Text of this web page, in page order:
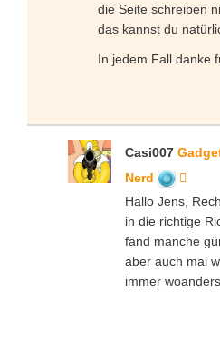
die Seite schreiben
das kannst du
In jedem Fall danke
Casi007
Nerd
Hallo Jens,
in die richtige
fänd manche
aber auch mal
immer